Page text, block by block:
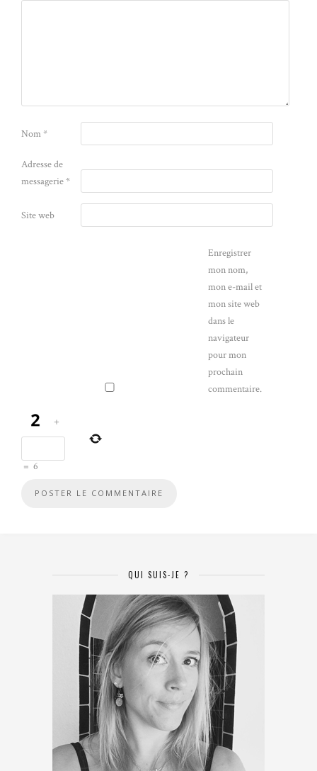
Nom*
Adresse de
messagerie*
Site web
Enregistrer
mon nom,
mon e-mail et
mon site web
dans le
navigateur
pour mon
prochain
commentaire.
+
= 6
QUI SUIS-JE ?